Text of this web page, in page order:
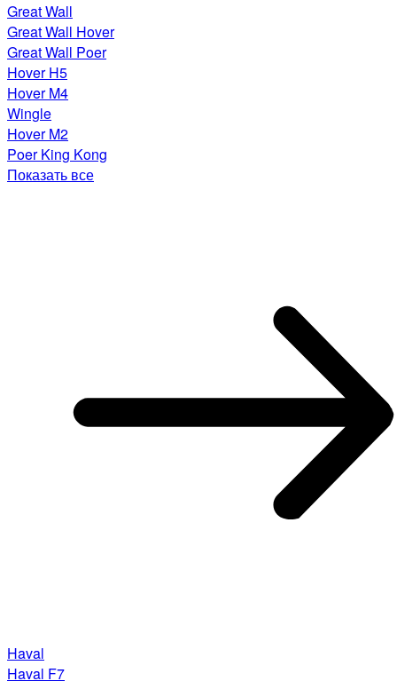
Great Wall
Great Wall Hover
Great Wall Poer
Hover H5
Hover M4
Wingle
Hover M2
Poer King Kong
Показать все
Haval
Haval F7